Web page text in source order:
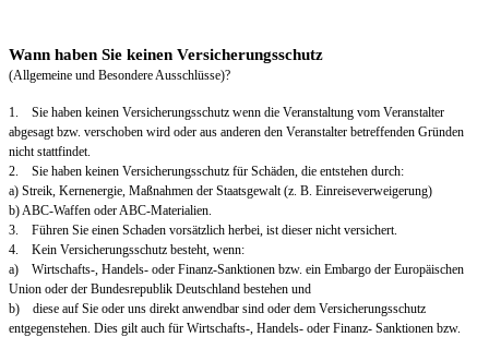
Wann haben Sie keinen Versicherungsschutz
(Allgemeine und Besondere Ausschlüsse)?
1. Sie haben keinen Versicherungsschutz wenn die Veranstaltung vom Veranstalter
abgesagt bzw. verschoben wird oder aus anderen den Veranstalter betreffenden Gründen
nicht stattfindet.
2. Sie haben keinen Versicherungsschutz für Schäden, die entstehen durch:
a) Streik, Kernenergie, Maßnahmen der Staatsgewalt (z. B. Einreiseverweigerung)
b) ABC-Waffen oder ABC-Materialien.
3. Führen Sie einen Schaden vorsätzlich herbei, ist dieser nicht versichert.
4. Kein Versicherungsschutz besteht, wenn:
a) Wirtschafts-, Handels- oder Finanz-Sanktionen bzw. ein Embargo der Europäischen
Union oder der Bundesrepublik Deutschland bestehen und
b) diese auf Sie oder uns direkt anwendbar sind oder dem Versicherungsschutz
entgegenstehen. Dies gilt auch für Wirtschafts-, Handels- oder Finanz- Sanktionen bzw.